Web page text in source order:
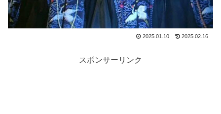
2025.01.10 2025.02.16
スポンサーリンク